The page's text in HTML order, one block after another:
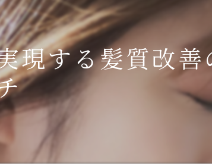
カラー
お直し
トリートメント
現する髪質改善